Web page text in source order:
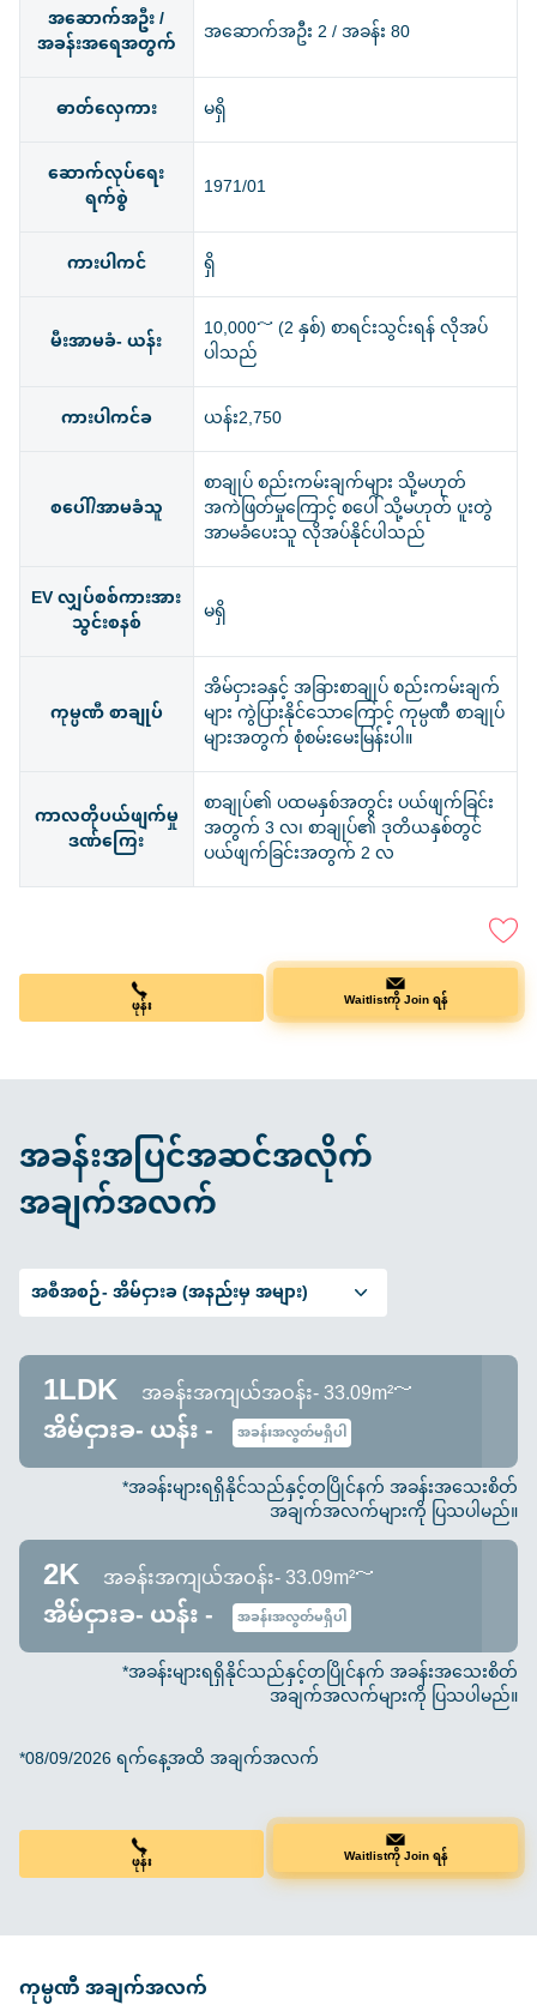
အဆောက်အဦး /
အခန်းအရေအတွက် အဆောက်အဦး 2 / အခန်း 80
ဓာတ်လှေကား
မရှိ
ဆောက်လုပ်ရေး
ရက်စွဲ 1971/01
ကားပါကင် ရှိ
မီးအာမခံ- ယန်း 10,000～ (2 နှစ်) စာရင်းသွင်းရန် လိုအပ်
ပါသည်
ကားပါကင်ခ
ယန်း2,750
စပေါ်/အာမခံသူ
စာချုပ် စည်းကမ်းချက်များ သို့မဟုတ်
အကဲဖြတ်မှုကြောင့် စပေါ် သို့မဟုတ် ပူးတွဲ
အာမခံပေးသူ လိုအပ်နိုင်ပါသည်
EV လျှပ်စစ်ကားအား
သွင်းစနစ် မရှိ
ကုမ္ပဏီ စာချုပ်
အိမ်ငှားခနှင့် အခြားစာချုပ် စည်းကမ်းချက်
များ ကွဲပြားနိုင်သောကြောင့် ကုမ္ပဏီ စာချုပ်
များအတွက် စုံစမ်းမေးမြန်းပါ။
ကာလတိုပယ်ဖျက်မှု
ဒဏ်ကြေး
စာချုပ်၏ ပထမနှစ်အတွင်း ပယ်ဖျက်ခြင်း
အတွက် 3 လ၊ စာချုပ်၏ ဒုတိယနှစ်တွင်
ပယ်ဖျက်ခြင်းအတွက် 2 လ
ဖုန်း Waitlistကို Join ရန်
အခန်းအပြင်အဆင်အလိုက်
အချက်အလက်
အစီအစဉ်-အိမ်ငှားခ (အနည်းမှ အများ)
1LDK အခန်းအကျယ်အဝန်း- 33.09m²～
အိမ်ငှားခ- ယန်း - အခန်းအလွတ်မရှိပါ
*အခန်းများရရှိနိုင်သည်နှင့်တပြိုင်နက် အခန်းအသေးစိတ်
အချက်အလက်များကို ပြသပါမည်။
2K အခန်းအကျယ်အဝန်း- 33.09m²～
အိမ်ငှားခ- ယန်း - အခန်းအလွတ်မရှိပါ
*အခန်းများရရှိနိုင်သည်နှင့်တပြိုင်နက် အခန်းအသေးစိတ်
အချက်အလက်များကို ပြသပါမည်။
*08/09/2026 ရက်နေ့အထိ အချက်အလက်
ဖုန်း Waitlistကို Join ရန်
ကုမ္ပဏီ အချက်အလက်